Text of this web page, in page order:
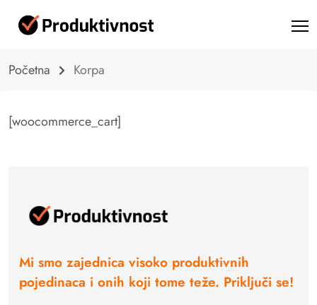
Početna Korpa
[woocommerce_cart]
Mi smo zajednica visoko produktivnih
pojedinaca i onih koji tome teže. Priključi se!